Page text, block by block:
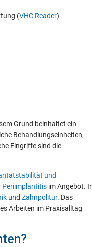
(VHC Reader)
Grund beinhaltet ein
Behandlungseinheiten,
Eingriffe sind die
und
Periimplantitis im Angebot. In
undZahnpolitur. Das
Arbeiten im Praxisalltag